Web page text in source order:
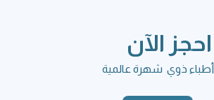
احجز الآن
أطباء ذوي شهرة عالمية